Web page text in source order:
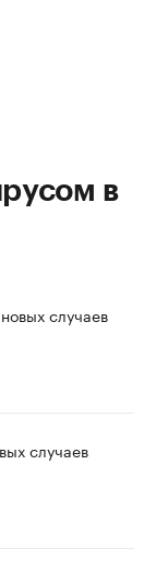
в
случаев
случаев